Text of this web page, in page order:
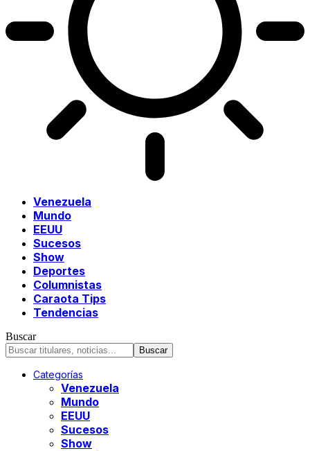
Venezuela
Mundo
EEUU
Sucesos
Show
Deportes
Columnistas
Caraota Tips
Tendencias
Buscar
Categorías
Venezuela
Mundo
EEUU
Sucesos
Show